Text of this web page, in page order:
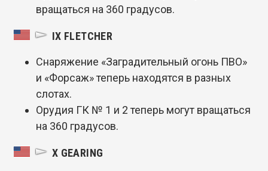
вращаться на 360 градусов.
IX FLETCHER
Снаряжение «Заградительный огонь ПВО»
и «Форсаж» теперь находятся в разных
слотах.
Орудия ГК № 1 и 2 теперь могут вращаться
на 360 градусов.
X GEARING